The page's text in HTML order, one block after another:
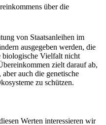
über die
von Staatsanleihen im
ausgegeben werden, die
biologische Vielfalt nicht
zielt darauf ab,
auch die genetische
zu schützen.
Werten interessieren wir